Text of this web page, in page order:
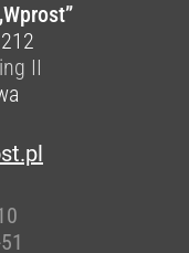
II